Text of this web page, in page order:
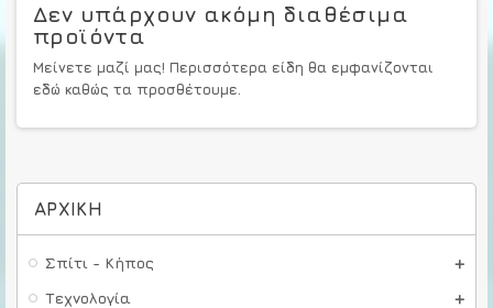
ΑΡΧΙΚΉ
Σπίτι - Κήπος
Τεχνολογία
Δεν υπάρχουν ακόμη διαθέσιμα
προϊόντα
Μείνετε μαζί μας! Περισσότερα είδη θα εμφανίζονται
εδώ καθώς τα προσθέτουμε.